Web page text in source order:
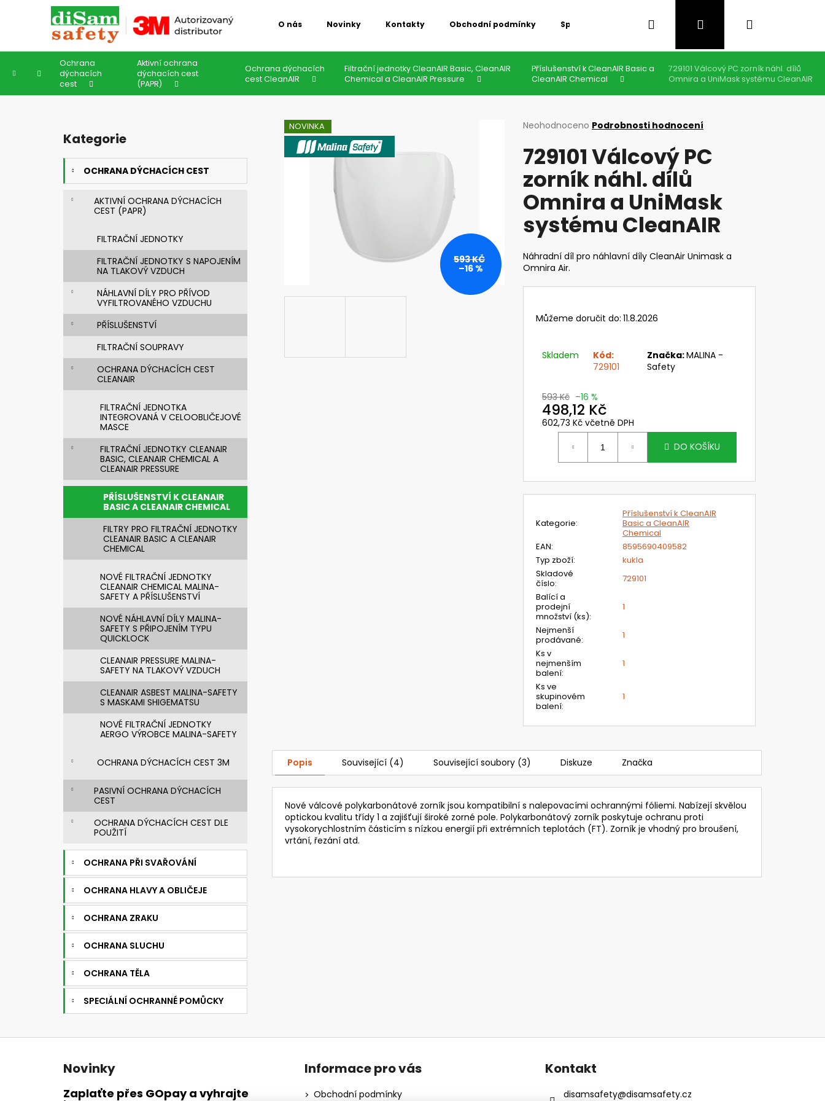
O nás Novinky Kontakty Obchodní podmínky Speciální nabídka Hledat PřihlášeníNákupní
košík
Domů
Ochrana
dýchacích
cest
Aktivní ochrana
dýchacích cest
(PAPR)
Ochrana dýchacích
cest CleanAIR
Filtrační jednotky CleanAIR Basic, CleanAIR
Chemical a CleanAIR Pressure
Příslušenství k CleanAIR Basic a
CleanAIR Chemical
729101 Válcový PC zorník náhl. dílů
Omnira a UniMask systému CleanAIR
Přeskočit
kategorie
Kategorie
OCHRANA DÝCHACÍCH CEST
AKTIVNÍ OCHRANA DÝCHACÍCH
CEST (PAPR)
FILTRAČNÍ JEDNOTKY
FILTRAČNÍ JEDNOTKY S NAPOJENÍM
NA TLAKOVÝ VZDUCH
NÁHLAVNÍ DÍLY PRO PŘÍVOD
VYFILTROVANÉHO VZDUCHU
PŘÍSLUŠENSTVÍ
FILTRAČNÍ SOUPRAVY
OCHRANA DÝCHACÍCH CEST
CLEANAIR
FILTRAČNÍ JEDNOTKA
INTEGROVANÁ V CELOOBLIČEJOVÉ
MASCE
FILTRAČNÍ JEDNOTKY CLEANAIR
BASIC, CLEANAIR CHEMICAL A
CLEANAIR PRESSURE
PŘÍSLUŠENSTVÍ K CLEANAIR
BASIC A CLEANAIR CHEMICAL
FILTRY PRO FILTRAČNÍ JEDNOTKY
CLEANAIR BASIC A CLEANAIR
CHEMICAL
NOVÉ FILTRAČNÍ JEDNOTKY
CLEANAIR CHEMICAL MALINA-
SAFETY A PŘÍSLUŠENSTVÍ
NOVÉ NÁHLAVNÍ DÍLY MALINA-
SAFETY S PŘIPOJENÍM TYPU
QUICKLOCK
CLEANAIR PRESSURE MALINA-
SAFETY NA TLAKOVÝ VZDUCH
CLEANAIR ASBEST MALINA-SAFETY
S MASKAMI SHIGEMATSU
NOVÉ FILTRAČNÍ JEDNOTKY
AERGO VÝROBCE MALINA-SAFETY
OCHRANA DÝCHACÍCH CEST 3M
PASIVNÍ OCHRANA DÝCHACÍCH
CEST
OCHRANA DÝCHACÍCH CEST DLE
POUŽITÍ
OCHRANA PŘI SVAŘOVÁNÍ
OCHRANA HLAVY A OBLIČEJE
OCHRANA ZRAKU
OCHRANA SLUCHU
OCHRANA TĚLA
SPECIÁLNÍ OCHRANNÉ POMŮCKY
Průměrné
produktu
je
z
5
hvězdiček.
Neohodnoceno Podrobnosti hodnocení
729101 Válcový PC
zorník náhl. dílů
Omnira a UniMask
systému CleanAIR
Náhradní díl pro náhlavní díly CleanAir Unimask a
Omnira Air.
Můžeme doručit do: 11.8.2026
Skladem
Kód:
729101
Značka:MALINA -
Safety
593 Kč –16 %
498,12 Kč
602,73 Kč včetně DPH
Měrná
DO KOŠÍKU
Kategorie:
Příslušenství k CleanAIR
Basic a CleanAIR
Chemical
EAN:
8595690409582
Typ zboží:
kukla
Skladové
číslo:
729101
Balící a
prodejní
množství (ks):
1
Nejmenší
prodávané:
1
Ks v
nejmenším
balení:
1
Ks ve
skupinovém
balení:
1
NOVINKA
VÝROBCE MALINASAFETY
593 KČ
–16 %
Popis Související (4) Související soubory (3) Diskuze Značka
Nové válcové polykarbonátové zorník jsou kompatibilní s nalepovacími ochrannými fóliemi. Nabízejí skvělou
optickou kvalitu třídy 1 a zajišťují široké zorné pole. Polykarbonátový zorník poskytuje ochranu proti
vysokorychlostním částicím s nízkou energií při extrémních teplotách (FT). Zorník je vhodný pro broušení,
vrtání, řezání atd.
í
Zpět
do
obchodu
Zpět
do
obchodu
Co potřebujete najít?
Doporučujeme
Následující
631830 SVÁŘEČSKÁ KUKLA 3M
SPEEDGLAS G5-03 PRO S FILTREM G5-
01/03VC
14 269,76 Kč
Původně: 20 385,37 Kč
1 420 Kč
729101 VÁLCOVÝ PC ZORNÍK NÁHL. DÍLŮ
OMNIRA A UNIMASK SYSTÉMU CLEANAIR
593 Kč
Z
Novinky
Zaplaťte přes GOpay a vyhrajte
Informace pro vás
Obchodní podmínky
Kontakt
disamsafety@disamsafety.cz